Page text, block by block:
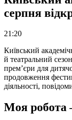
серпня
21:20
Київський
й театральний
прем’єри для
продовження
діяльності,
Моя робота